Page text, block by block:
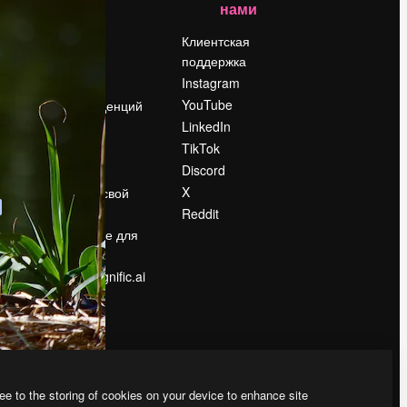
Поиск тенденций
Блог
События
Slidesgo
Продайте свой
контент
Помещение для
прессы
Ищете magnific.ai
нами
Клиентская
поддержка
Instagram
YouTube
LinkedIn
TikTok
Discord
X
Reddit
to the storing of cookies on your device to enhance site